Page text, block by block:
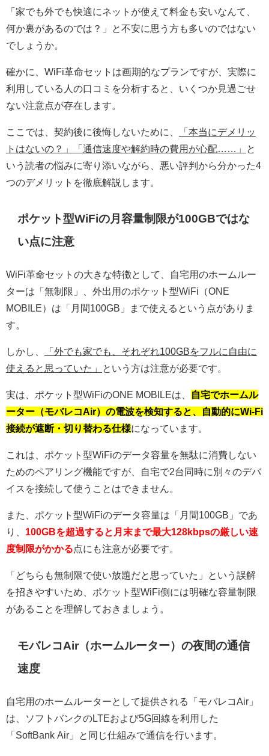
「家でも外でも快適にネットが使えて料金も安いなんて、
何か裏があるのでは？」と不安に思う方も多いのではない
でしょうか。
確かに、WiFi革命セットは画期的なプランですが、実際に
利用している人の口コミを分析すると、いくつか見過ごせ
ない注意点が存在します。
ここでは、契約後に後悔しないために、
「本当にデメリッ
トはないの？」「通信速度や解約時の費用が心配……」
と
いう読者の悩みに寄り添いながら、悪い評判から分かった4
つのデメリットを徹底解説します。
ポケット型WiFiの月容量制限が100GBではな
い点に注意
WiFi革命セットの大きな特徴として、自宅用のホームルー
ターは「無制限」、外出用のポケット型WiFi（ONE
MOBILE）は「月間100GB」まで使えるという点がありま
す。
しかし、
「外でも家でも、それぞれ100GBをフルに自由に
使えると思っていた」
という方は注意が必要です。
実は、ポケット型WiFiのONE MOBILEは、
自宅でホームル
ーター（モバレコAir）の電波を検知すると、自動的にWi-Fi
接続が遮断・切り替わる仕様になっています。
これは、ポケット型WiFiのデータ容量を無駄に消費しない
ためのペアリング機能ですが、自宅で2台同時に別々のデバ
イスを接続して使うことはできません。
また、ポケット型WiFiのデータ容量は「月間100GB」であ
り、 100GBを超過すると月末まで最大128kbpsの厳しい速
度制限がかかる点にも注意が必要です。
「どちらも無制限で使い放題だと思っていた」という誤解
を招きやすいため、ポケット型WiFi側には明確な容量制限
があることを理解しておきましょう。
モバレコAir（ホームルーター）の夜間の通信
速度
自宅用のホームルーターとして提供される「モバレコAir」
は、ソフトバンクのLTEおよび5G回線を利用した
「SoftBank Air」と同じ仕組みで通信を行います。